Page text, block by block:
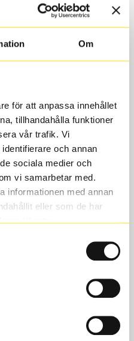
Om
för att anpassa innehållet
tillhandahålla funktioner
vår trafik. Vi
och annan
sociala medier och
vi samarbetar med.
informationen med annan
eller som de har
tjänster.